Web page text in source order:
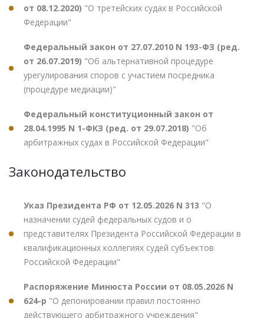
от 08.12.2020) "О третейских судах в Российской
Федерации"
Федеральный закон от 27.07.2010 N 193-ФЗ (ред.
от 26.07.2019) "Об альтернативной процедуре
урегулирования споров с участием посредника
(процедуре медиации)"
Федеральный конституционный закон от
28.04.1995 N 1-ФКЗ (ред. от 29.07.2018) "Об
арбитражных судах в Российской Федерации"
Законодательство
Указ Президента РФ от 12.05.2026 N 313 "О
назначении судей федеральных судов и о
представителях Президента Российской Федерации в
квалификационных коллегиях судей субъектов
Российской Федерации"
Распоряжение Минюста России от 08.05.2026 N
624-р "О депонировании правил постоянно
действующего арбитражного учреждения"